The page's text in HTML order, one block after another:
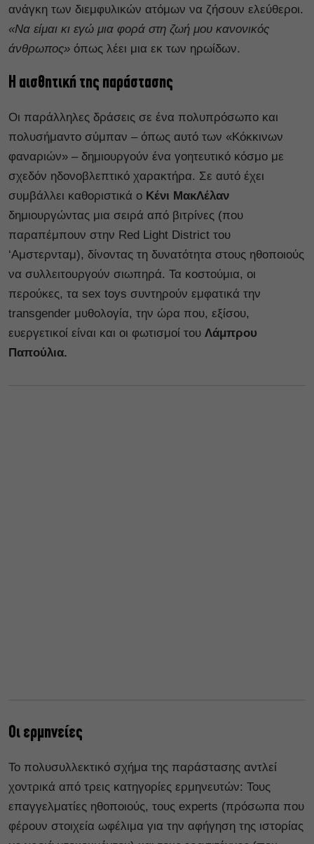
ανάγκη των διεμφυλικών ατόμων να ζήσουν ελεύθεροι.
«Να είμαι κι εγώ μια φορά στη ζωή μου κανονικός
άνθρωπος» όπως λέει μια εκ των ηρωίδων.
Η αισθητική της παράστασης
Οι παράλληλες δράσεις σε ένα πολυπρόσωπο και
πολυσήμαντο σύμπαν – όπως αυτό των «Κόκκινων
φαναριών» – δημιουργούν ένα γοητευτικό κόσμο με
σχεδόν ηδονοβλεπτικό χαρακτήρα. Σε αυτό έχει
συμβάλλει καθοριστικά ο Κένι ΜακΛέλαν
δημιουργώντας μια σειρά από βιτρίνες (που
παραπέμπουν στην Red Light District του
‘Αμστερνταμ), δίνοντας τη δυνατότητα στους ηθοποιούς
να συλλειτουργούν σιωπηρά. Τα κοστούμια, οι
περούκες, τα sex toys συντηρούν εμφατικά την
transgender μυθολογία, την ώρα που, εξίσου,
ευεργετικοί είναι και οι φωτισμοί του Λάμπρου
Παπούλια.
Οι ερμηνείες
Το πολυσυλλεκτικό σχήμα της παράστασης αντλεί
χοντρικά από τρεις κατηγορίες ερμηνευτών: Τους
επαγγελματίες ηθοποιούς, τους experts (πρόσωπα που
φέρουν στοιχεία ωφέλιμα για την αφήγηση της ιστορίας